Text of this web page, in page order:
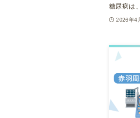
糖尿病は
2026年4